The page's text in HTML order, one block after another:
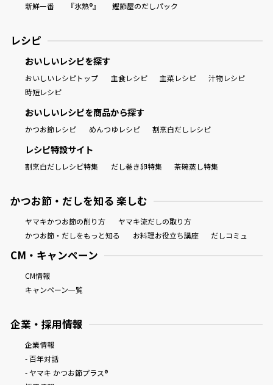
新鮮一番 『氷熟®』 鰹節屋のだしパック
レシピ
おいしいレシピを探す
おいしいレシピトップ 主食レシピ 主菜レシピ
汁物レシピ
時短レシピ
おいしいレシピを商品から探す
かつお節レシピ めんつゆレシピ 割烹白だしレシピ
レシピ特設サイト
割烹白だしレシピ特集 だし巻き卵特集 茶碗蒸し特集
かつお節・だしを知る 楽しむ
ヤマキかつお節の削り方
ヤマキ流だしの取り方
かつお節・だしをもっと知る
お料理お役立ち講座 だしコミュ
CM・キャンペーン
CM情報
キャンペーン一覧
企業・採用情報
企業情報
- 百年対話
- ヤマキ かつお節プラス®